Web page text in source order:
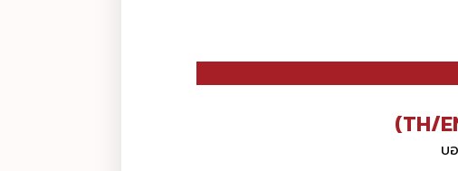
(TH/
บ